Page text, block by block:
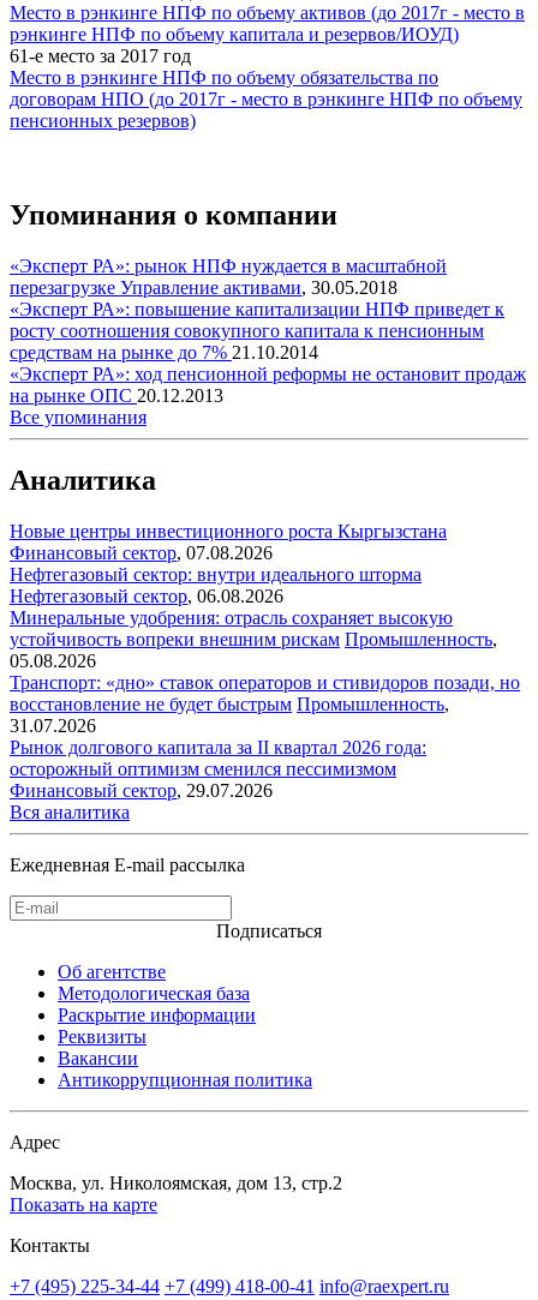
Место в рэнкинге НПФ по объему активов (до 2017г - место в
рэнкинге НПФ по объему капитала и резервов/ИОУД)
61-е место за 2017 год
Место в рэнкинге НПФ по объему обязательства по
договорам НПО (до 2017г - место в рэнкинге НПФ по объему
пенсионных резервов)
Упоминания о компании
«Эксперт РА»: рынок НПФ нуждается в масштабной
перезагрузке Управление активами, 30.05.2018
«Эксперт РА»: повышение капитализации НПФ приведет к
росту соотношения совокупного капитала к пенсионным
средствам на рынке до 7% 21.10.2014
«Эксперт РА»: ход пенсионной реформы не остановит продаж
на рынке ОПС 20.12.2013
Все упоминания
Аналитика
Новые центры инвестиционного роста Кыргызстана
Финансовый сектор, 07.08.2026
Нефтегазовый сектор: внутри идеального шторма
Нефтегазовый сектор, 06.08.2026
Минеральные удобрения: отрасль сохраняет высокую
устойчивость вопреки внешним рискам Промышленность,
05.08.2026
Транспорт: «дно» ставок операторов и стивидоров позади, но
восстановление не будет быстрым Промышленность,
31.07.2026
Рынок долгового капитала за II квартал 2026 года:
осторожный оптимизм сменился пессимизмом
Финансовый сектор, 29.07.2026
Вся аналитика
Ежедневная E-mail рассылка
Подписаться
Об агентстве
Методологическая база
Раскрытие информации
Реквизиты
Вакансии
Антикоррупционная политика
Адрес
Москва, ул. Николоямская, дом 13, стр.2
Показать на карте
Контакты
+7 (495) 225-34-44 +7 (499) 418-00-41 info@raexpert.ru